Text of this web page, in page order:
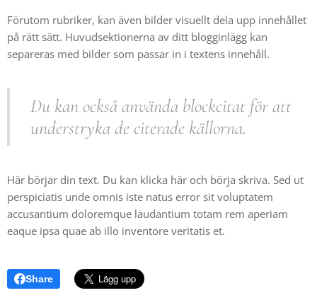
Förutom rubriker, kan även bilder visuellt dela upp innehållet
på rätt sätt. Huvudsektionerna av ditt blogginlägg kan
separeras med bilder som passar in i textens innehåll.
Du kan också använda blockcitat för att
understryka de citerade källorna.
Här börjar din text. Du kan klicka här och börja skriva. Sed ut
perspiciatis unde omnis iste natus error sit voluptatem
accusantium doloremque laudantium totam rem aperiam
eaque ipsa quae ab illo inventore veritatis et.
Share